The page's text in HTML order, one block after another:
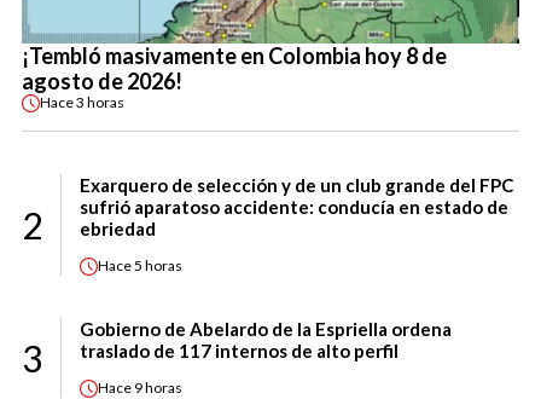
¡Tembló masivamente en Colombia hoy 8 de
agosto de 2026!
Hace3 horas
2
Exarquero de selección y de un club grande del FPC
sufrió aparatoso accidente: conducía en estado de
ebriedad
Hace5 horas
3
Gobierno de Abelardo de la Espriella ordena
traslado de 117 internos de alto perfil
Hace 9 horas